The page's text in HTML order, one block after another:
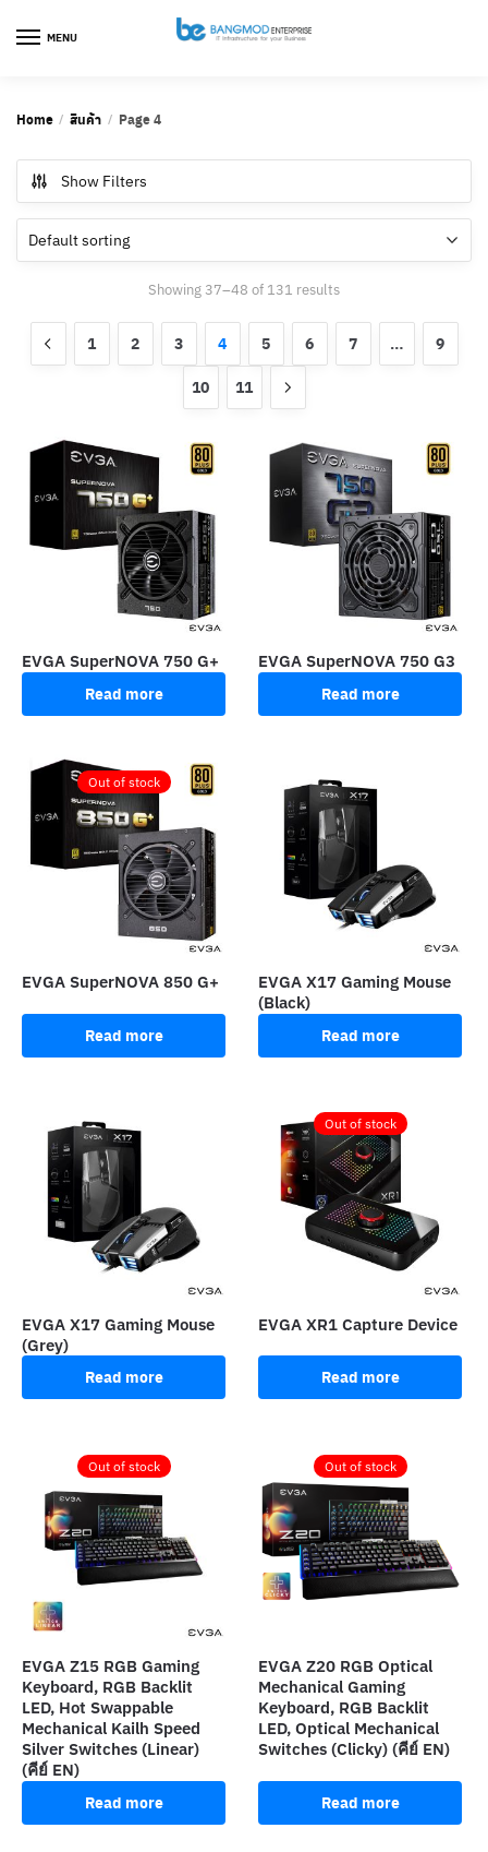
MENU
Home / สินค้า / Page 4
Show Filters
Showing 37–48 of 131 results
1 2 3 4 5 6 7 …
9
10
11
EVGA SuperNOVA 750 G+
Read more
EVGA SuperNOVA 750 G3
Read more
Out of stock
EVGA SuperNOVA 850 G+
Read more
EVGA X17 Gaming Mouse
(Black)
Read more
EVGA X17 Gaming Mouse
(Grey)
Read more
Out of stock
EVGA XR1 Capture Device
Read more
Out of stock
EVGA Z15 RGB Gaming
Keyboard, RGB Backlit
LED, Hot Swappable
Mechanical Kailh Speed
Silver Switches (Linear)
(คีย์ EN)
Read more
Out of stock
EVGA Z20 RGB Optical
Mechanical Gaming
Keyboard, RGB Backlit
LED, Optical Mechanical
Switches (Clicky) (คีย์ EN)
Read more